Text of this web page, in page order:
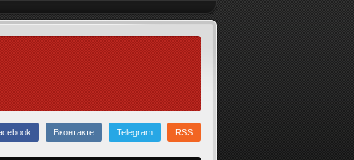
Вконтакте Telegram RSS